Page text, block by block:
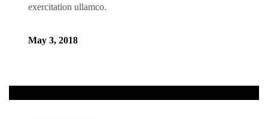
exercitation ullamco.
May 3, 2018